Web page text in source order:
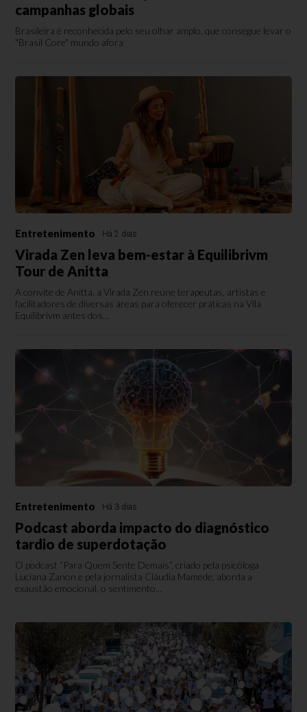
campanhas globais
Brasileira é reconhecida pelo seu olhar amplo, que consegue levar o
"Brasil Core" mundo afora
Entretenimento Há 2 dias
Virada Zen leva bem-estar à Equilibrivm
Tour de Anitta
A convite de Anitta, a Virada Zen reúne terapeutas, artistas e
facilitadores de diversas áreas para oferecer práticas na Vila
Equilibrivm antes dos...
Entretenimento Há 3 dias
Podcast aborda impacto do diagnóstico
tardio de superdotação
O podcast “Para Quem Sente Demais”, criado pela psicóloga
Luciana Zanon e pela jornalista Cláudia Mamede, aborda a
exaustão emocional, o sentimento...